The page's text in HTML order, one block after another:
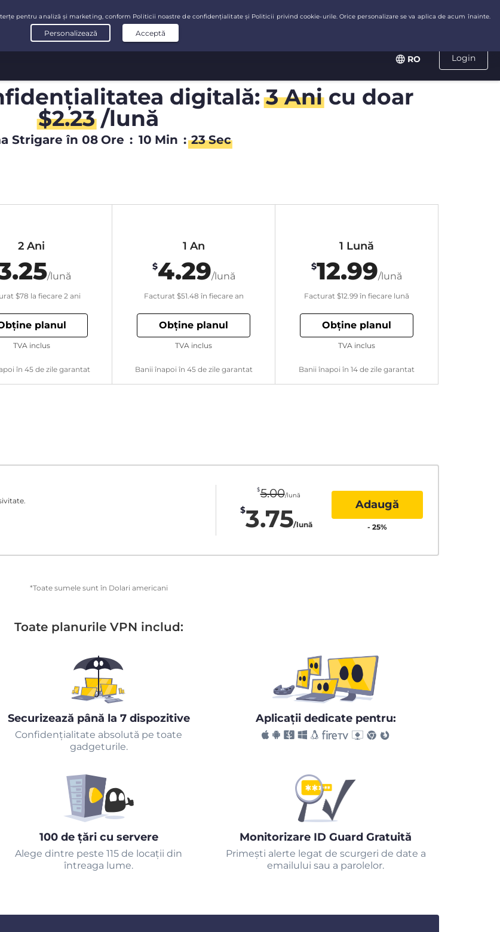
Login
RO
digitală:3 Anicu doar
$2.23/lună
Strigare în 08 Ore : 10 Min : 23 Sec
2 Ani
/lună
$78 la fiecare 2 ani
planul
în 45 de zile garantat
TVA inclus
1 An
$4.29/lună
Facturat $51.48 în fiecare an
Obține planul
Banii înapoi în 45 de zile garantat
TVA inclus
1 Lună
$12.99/lună
Facturat $12.99 în fiecare lună
Obține planul
Banii înapoi în 14 de zile garantat
TVA inclus
$5.00/lună
$3.75/lună
Adaugă
- 25%
*Toate sumele sunt în Dolari americani
Toate planurile VPN includ:
Securizează până la 7 dispozitive
Confidențialitate absolută pe toate
gadgeturile.
Aplicaţii dedicate pentru:
100 de țări cu servere
Alege dintre peste 115 de locații din
întreaga lume.
Monitorizare ID Guard Gratuită
Primeşti alerte legat de scurgeri de date a
emailului sau a parolelor.